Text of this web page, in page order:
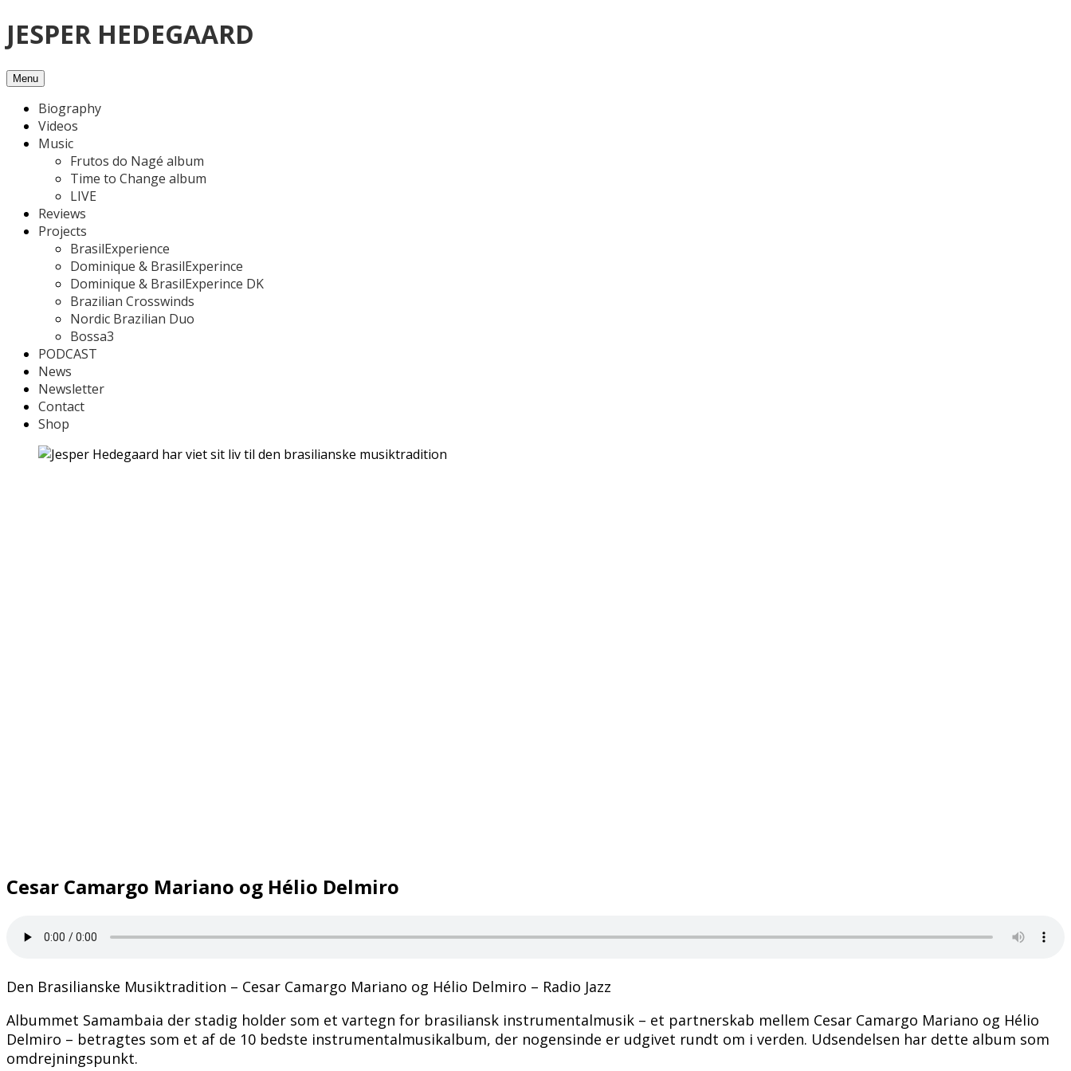
Skip
to
JESPER HEDEGAARD
Menu
Biography
Videos
Music
Frutos do Nagé album
Time to Change album
LIVE
Reviews
Projects
BrasilExperience
Dominique & BrasilExperince
Dominique & BrasilExperince DK
Brazilian Crosswinds
Nordic Brazilian Duo
Bossa3
PODCAST
News
Newsletter
Contact
Shop
Cesar Camargo Mariano og Hélio Delmiro
Den Brasilianske Musiktradition – Cesar Camargo Mariano og Hélio Delmiro – Radio Jazz
Albummet Samambaia der stadig holder som et vartegn for brasiliansk instrumentalmusik – et partnerskab mellem Cesar Camargo Mariano og Hélio
Delmiro – betragtes som et af de 10 bedste instrumentalmusikalbum, der nogensinde er udgivet rundt om i verden. Udsendelsen har dette album som
omdrejningspunkt.